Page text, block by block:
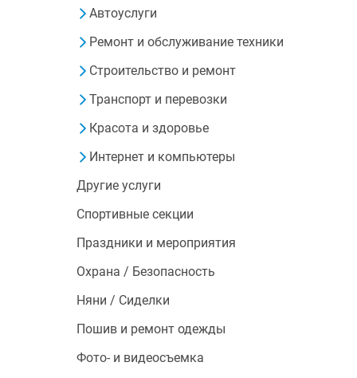
Автоуслуги
Другие услуги
Ремонт и обслуживание техники
Строительство и ремонт
Транспорт и перевозки
Красота и здоровье
Интернет и компьютеры
Спортивные секции
Праздники и мероприятия
Охрана / Безопасность
Няни / Сиделки
Пошив и ремонт одежды
Фото- и видеосъемка